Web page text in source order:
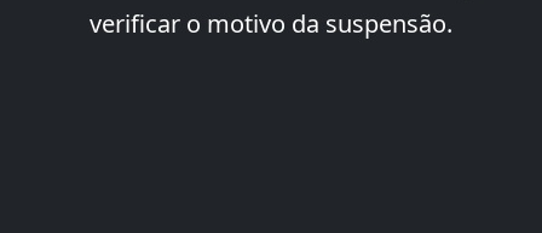
verificar o motivo da suspensão.